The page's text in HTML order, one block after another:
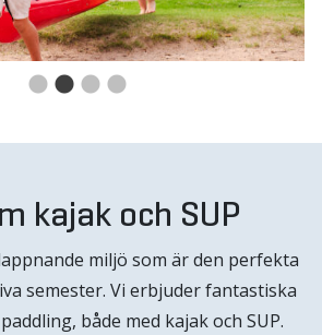
kajak och SUP
miljö som är den perfekta
semester. Vi erbjuder fantastiska
både med kajak och SUP.